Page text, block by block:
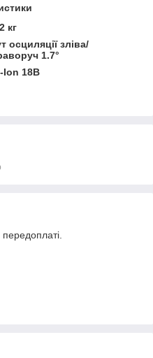
кг
осциляції зліва/
1.7°
Ion 18В